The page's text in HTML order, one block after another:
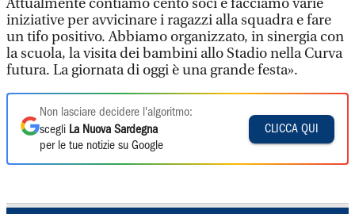
Attualmente contiamo cento soci e facciamo varie
iniziative per avvicinare i ragazzi alla squadra e fare
un tifo positivo. Abbiamo organizzato, in sinergia con
la scuola, la visita dei bambini allo Stadio nella Curva
futura. La giornata di oggi è una grande festa».
Non lasciare decidere l'algoritmo:
scegli La Nuova Sardegna
per le tue notizie su Google
CLICCA QUI